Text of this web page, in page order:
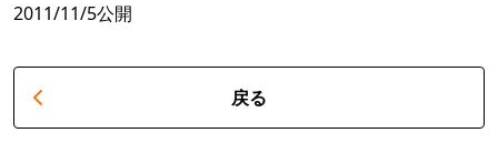
2011/11/5公開
戻る